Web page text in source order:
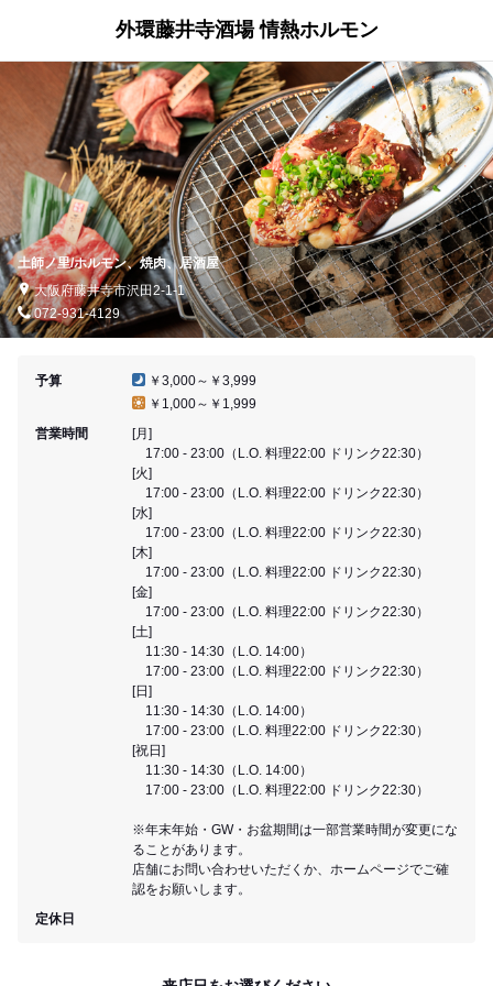
外環藤井寺酒場 情熱ホルモン
土師ノ里/ホルモン、焼肉、居酒屋
大阪府藤井寺市沢田2-1-1
072-931-4129
予算
￥3,000～￥3,999
￥1,000～￥1,999
営業時間
[月]
17:00 - 23:00（L.O. 料理22:00 ドリンク22:30）
[火]
17:00 - 23:00（L.O. 料理22:00 ドリンク22:30）
[水]
17:00 - 23:00（L.O. 料理22:00 ドリンク22:30）
[木]
17:00 - 23:00（L.O. 料理22:00 ドリンク22:30）
[金]
17:00 - 23:00（L.O. 料理22:00 ドリンク22:30）
[土]
11:30 - 14:30（L.O. 14:00）
17:00 - 23:00（L.O. 料理22:00 ドリンク22:30）
[日]
11:30 - 14:30（L.O. 14:00）
17:00 - 23:00（L.O. 料理22:00 ドリンク22:30）
[祝日]
11:30 - 14:30（L.O. 14:00）
17:00 - 23:00（L.O. 料理22:00 ドリンク22:30）
※年末年始・GW・お盆期間は一部営業時間が変更にな
ることがあります。
店舗にお問い合わせいただくか、ホームページでご確
認をお願いします。
定休日